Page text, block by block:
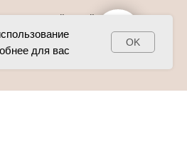
для вас
OK
с нами!
Сбербанк